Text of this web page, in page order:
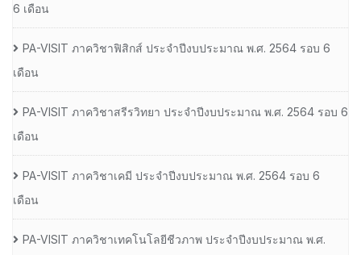
6 เดือน
PA-VISIT ภาควิชาฟิสิกส์ ประจำปีงบประมาณ พ.ศ. 2564 รอบ 6
เดือน
PA-VISIT ภาควิชาสรีรวิทยา ประจำปีงบประมาณ พ.ศ. 2564 รอบ 6
เดือน
PA-VISIT ภาควิชาเคมี ประจำปีงบประมาณ พ.ศ. 2564 รอบ 6
เดือน
PA-VISIT ภาควิชาเทคโนโลยีชีวภาพ ประจำปีงบประมาณ พ.ศ.